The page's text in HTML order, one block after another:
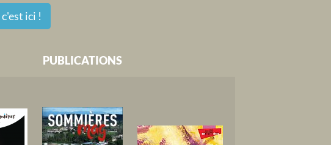
c'est ici !
PUBLICATIONS